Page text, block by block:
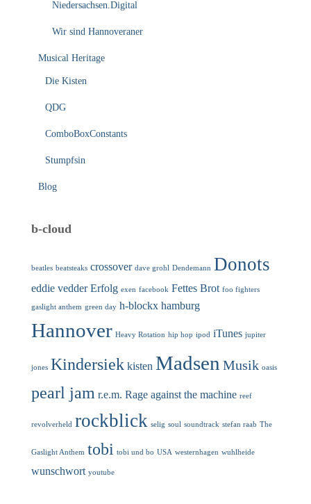
Niedersachsen.Digital
Wir sind Hannoveraner
Musical Heritage
Die Kisten
QDG
ComboBoxConstants
Stumpfsin
Blog
b-cloud
beatles beatsteaks crossover dave grohl Dendemann Donots
eddie vedder Erfolg exen facebook Fettes Brot foo fighters
gaslight anthem green day h-blockx hamburg
Hannover Heavy Rotation hip hop ipod iTunes jupiter
jones Kindersiek kisten Madsen Musik oasis
pearl jam r.e.m. Rage against the machine reef
revolverheld rockblick selig soul soundtrack stefan raab The
Gaslight Anthem tobi tobi und bo USA westernhagen wuhlheide
wunschwort youtube